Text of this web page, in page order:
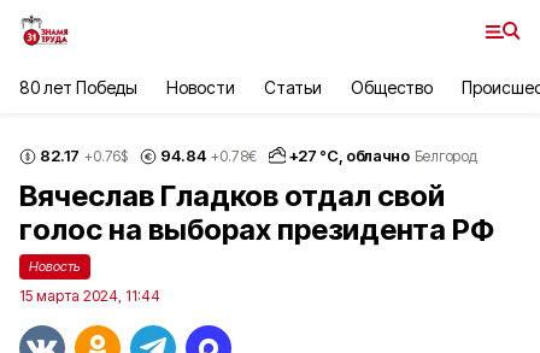
80 лет Победы Новости Статьи Общество
82.17 +0.76$ 94.84 +0.78€ +27 °С, облачно Белгород
Вячеслав Гладков отдал свой
голос на выборах президента РФ
Новость
15 марта 2024, 11:44